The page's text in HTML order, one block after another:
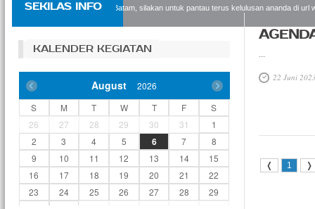
SEKILAS INFO
Bagi siswa siswi SMPN53 Batam, silakan untuk pantau terus kelulusan ananda di url
...
22 Juni 2023
❬ 1 ❭
KALENDER KEGIATAN
August
2026
S
M T W T F
S
26
27 28 29 30 31
1
2
3 4 5 6 7
8
9
10 11 12 13 14
15
16
17 18 19 20 21
22
23
24 25 26 27 28
29